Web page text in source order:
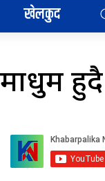
खेलकुद
हुदै